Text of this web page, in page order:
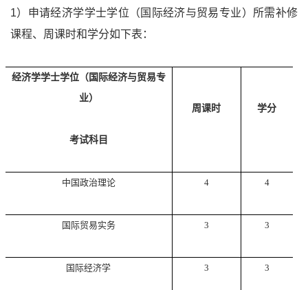
1）申请经济学学士学位（国际经济与贸易专业）所需补修
课程、周课时和学分如下表：
经济学学士学位（国际经济与贸易专
业）
考试科目
周课时 学分
中国政治理论 4 4
国际贸易实务 3 3
国际经济学 3 3